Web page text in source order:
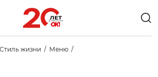
Стиль жизни Меню